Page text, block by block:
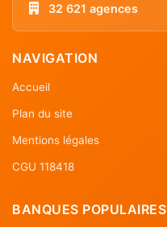
32 621 agences
NAVIGATION
Accueil
Plan du site
Mentions légales
CGU 118418
BANQUES POPULAIRES